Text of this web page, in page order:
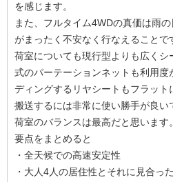
を感じます。
また、フルタイム4WDの真価は雨
がまったく不安なく行なえることで
荷室についても現行型よりも広くシ
式のパーテーションネットも利用
ディングするリヤシートもフラッ
搬送するには非常に使い勝手が良い
荷室のバランスは最高だと思います。
要点をまとめると
・全天候での高速安定性
・大人4人の居住性とそれに見合っ